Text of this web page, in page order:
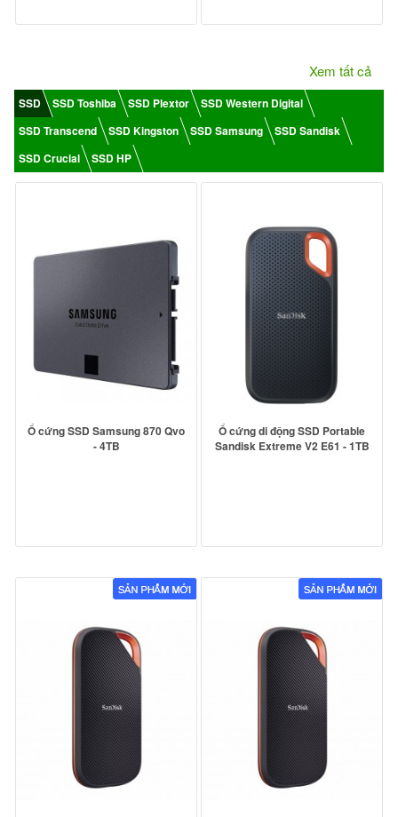
Xem tất cả
SSD SSD Toshiba SSD Plextor
SSD Western Digital
SSD Transcend
SSD Kingston SSD Samsung
SSD Sandisk
SSD Crucial
SSD HP
Ổ cứng SSD Samsung 870 Qvo
- 4TB
Ổ cứng di động SSD Portable
Sandisk Extreme V2 E61 - 1TB